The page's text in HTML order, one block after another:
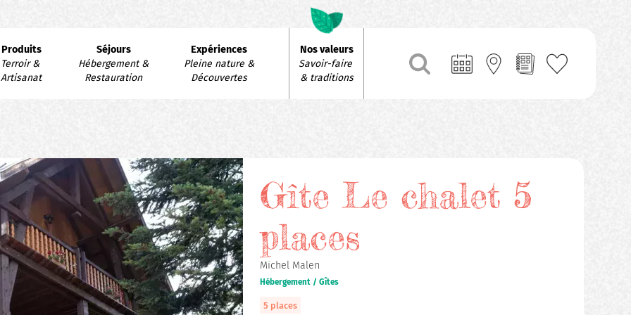
Navigation
principale
Produits
Terroir &
Artisanat
Séjours
Hébergement &
Restauration
Expériences
Pleine nature &
Découvertes
Nos valeurs
Savoir-faire
& traditions
Gîte Le chalet 5
places
Michel Malen
Hébergement / Gîtes
5 places